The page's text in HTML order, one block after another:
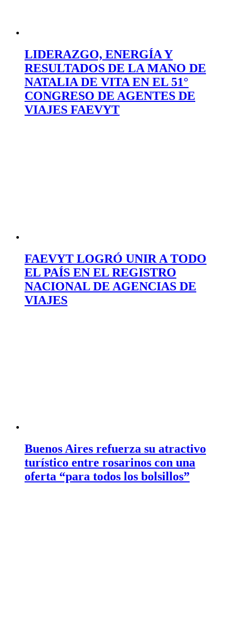
LIDERAZGO, ENERGÍA Y
RESULTADOS DE LA MANO DE
NATALIA DE VITA EN EL 51°
CONGRESO DE AGENTES DE
VIAJES FAEVYT
FAEVYT LOGRÓ UNIR A TODO
EL PAÍS EN EL REGISTRO
NACIONAL DE AGENCIAS DE
VIAJES
Buenos Aires refuerza su atractivo
turístico entre rosarinos con una
oferta “para todos los bolsillos”